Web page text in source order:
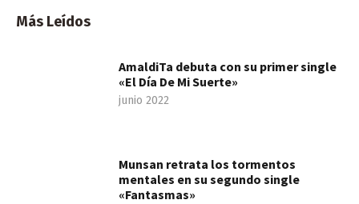
Más Leídos
AmaldiTa debuta con su primer single
«El Día De Mi Suerte»
junio 2022
Munsan retrata los tormentos
mentales en su segundo single
«Fantasmas»